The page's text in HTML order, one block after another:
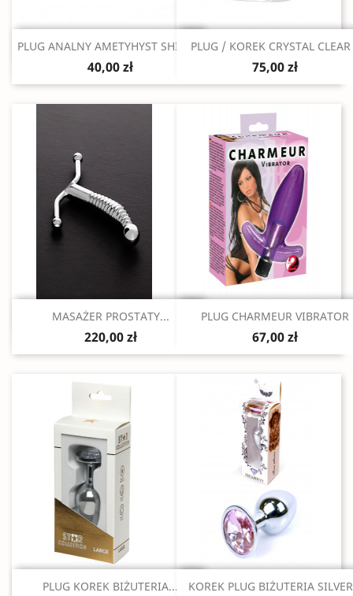
Szybki podgląd
PLUG ANALNY AMETYHYST SHINE S
40,00 zł
Szybki podgląd
PLUG / KOREK CRYSTAL
75,00 zł
Szybki podgląd
MASAŻER PROSTATY...
220,00 zł
Szybki podgląd
PLUG CHARMEUR VIBRATOR
67,00 zł
 Szybki podgląd
PLUG KOREK BIŻUTERIA... Szybki podgląd
KOREK PLUG BIŻUTERIA